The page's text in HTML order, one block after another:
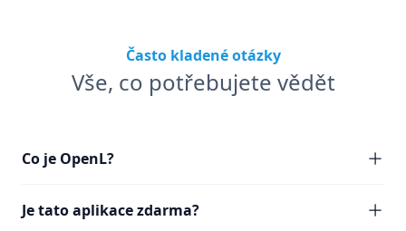
Často kladené otázky
Vše, co potřebujete vědět
Co je OpenL?
Je tato aplikace zdarma?